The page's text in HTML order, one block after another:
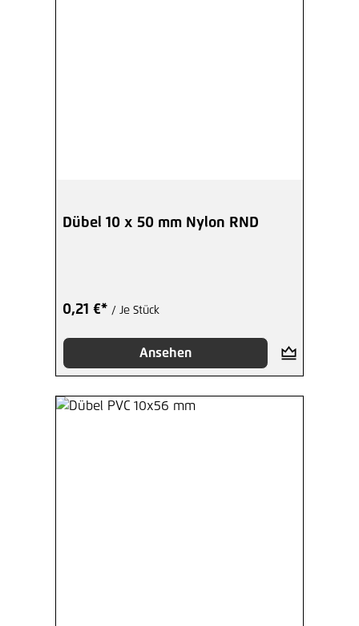
Dübel 10 x 50 mm Nylon RND
0,21 €* / Je Stück
Ansehen